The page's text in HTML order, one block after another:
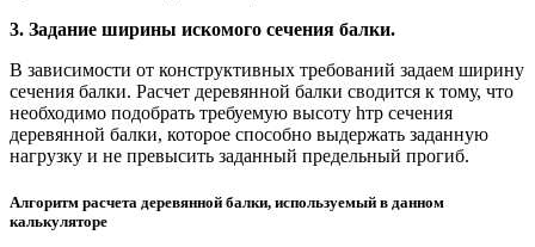
3. Задание ширины искомого сечения балки.
В зависимости от конструктивных требований задаем ширину
сечения балки. Расчет деревянной балки сводится к тому, что
необходимо подобрать требуемую высоту hтр сечения
деревянной балки, которое способно выдержать заданную
нагрузку и не превысить заданный предельный прогиб.
Алгоритм расчета деревянной балки, используемый в данном
калькуляторе